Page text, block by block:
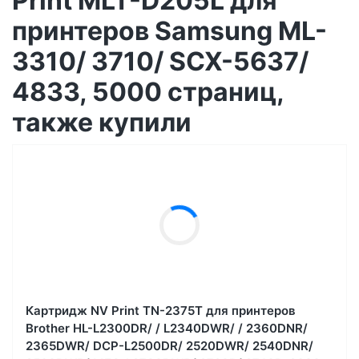
принтеров Samsung ML-
3310/ 3710/ SCX-5637/
4833, 5000 страниц,
также купили
Картридж NV Print TN-2375T для принтеров
Brother HL-L2300DR/ / L2340DWR/ / 2360DNR/
2365DWR/ DCP-L2500DR/ 2520DWR/ 2540DNR/